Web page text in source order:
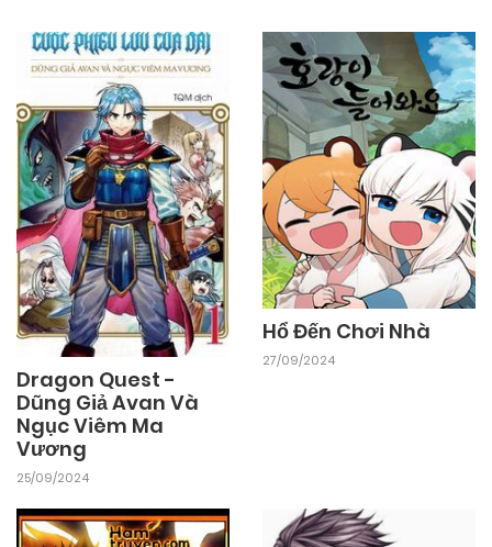
Dragon Quest -
Dũng Giả Avan Và
Ngục Viêm Ma
Vương
25/09/2024
Hổ Đến Chơi Nhà
27/09/2024